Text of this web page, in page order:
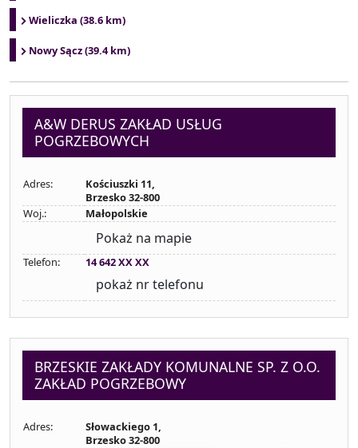
Wieliczka (38.6 km)
Nowy Sącz (39.4 km)
A&W DERUS ZAKŁAD USŁUG
POGRZEBOWYCH
Adres:
Kościuszki 11,
Brzesko 32-800
Woj.:
Małopolskie
Pokaż na mapie
Telefon: 14 642 XX XX
pokaż nr telefonu
BRZESKIE ZAKŁADY KOMUNALNE SP. Z O.O.
ZAKŁAD POGRZEBOWY
Adres:
Słowackiego 1,
Brzesko 32-800